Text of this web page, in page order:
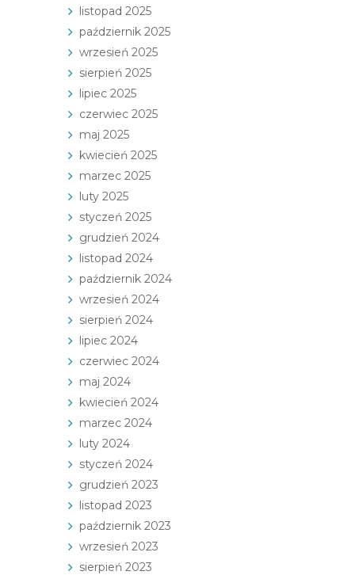
listopad 2025
październik 2025
wrzesień 2025
sierpień 2025
lipiec 2025
czerwiec 2025
maj 2025
kwiecień 2025
marzec 2025
luty 2025
styczeń 2025
grudzień 2024
listopad 2024
październik 2024
wrzesień 2024
sierpień 2024
lipiec 2024
czerwiec 2024
maj 2024
kwiecień 2024
marzec 2024
luty 2024
styczeń 2024
grudzień 2023
listopad 2023
październik 2023
wrzesień 2023
sierpień 2023